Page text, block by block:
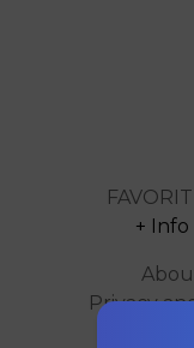
+ Info
Privacy